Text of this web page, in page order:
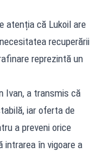
atenția că Lukoil are
recuperării
reprezintă un
Ivan, a transmis că
iar oferta de
a preveni orice
în vigoare a